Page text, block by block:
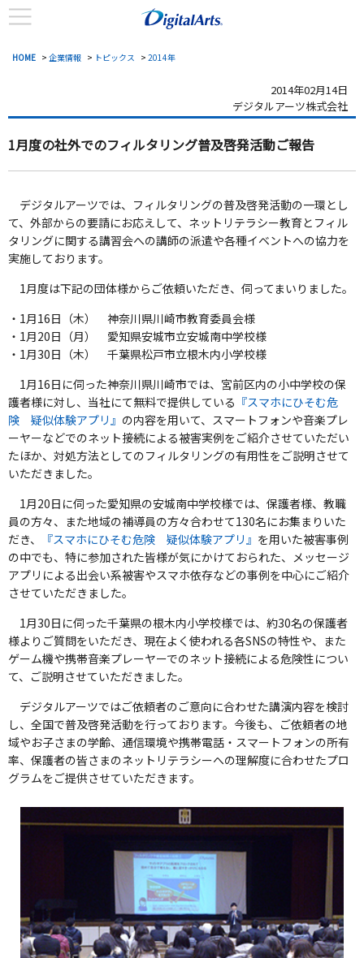
HOME > 企業情報 > トピックス > 2014年
2014年02月14日
デジタルアーツ株式会社
1月度の社外でのフィルタリング普及啓発活動ご報告
デジタルアーツでは、フィルタリングの普及啓発活動の一環とし
て、外部からの要請にお応えして、ネットリテラシー教育とフィル
タリングに関する講習会への講師の派遣や各種イベントへの協力を
実施しております。
1月度は下記の団体様からご依頼いただき、伺ってまいりました。
・1月16日（木） 神奈川県川崎市教育委員会様
・1月20日（月） 愛知県安城市立安城南中学校様
・1月30日（木） 千葉県松戸市立根木内小学校様
1月16日に伺った神奈川県川崎市では、宮前区内の小中学校の保
護者様に対し、当社にて無料で提供している 『スマホにひそむ危
険 疑似体験アプリ』 の内容を用いて、スマートフォンや音楽プレ
ーヤーなどでのネット接続による被害実例をご紹介させていただい
たほか、対処方法としてのフィルタリングの有用性をご説明させて
いただきました。
1月20日に伺った愛知県の安城南中学校様では、保護者様、教職
員の方々、また地域の補導員の方々合わせて130名にお集まりいた
だき、
『スマホにひそむ危険 疑似体験アプリ』 を用いた被害事例
の中でも、特に参加された皆様が気にかけておられた、メッセージ
アプリによる出会い系被害やスマホ依存などの事例を中心にご紹介
させていただきました。
1月30日に伺った千葉県の根木内小学校様では、約30名の保護者
様よりご質問をいただき、現在よく使われる各SNSの特性や、また
ゲーム機や携帯音楽プレーヤーでのネット接続による危険性につい
て、ご説明させていただきました。
デジタルアーツではご依頼者のご意向に合わせた講演内容を検討
し、全国で普及啓発活動を行っております。今後も、ご依頼者の地
域やお子さまの学齢、通信環境や携帯電話・スマートフォンの所有
率、保護者の皆さまのネットリテラシーへの理解度に合わせたプロ
グラムをご提供させていただきます。